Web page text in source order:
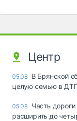
Центр
05.08 В Брянской
целую семью в
05.08 Часть
расширить до